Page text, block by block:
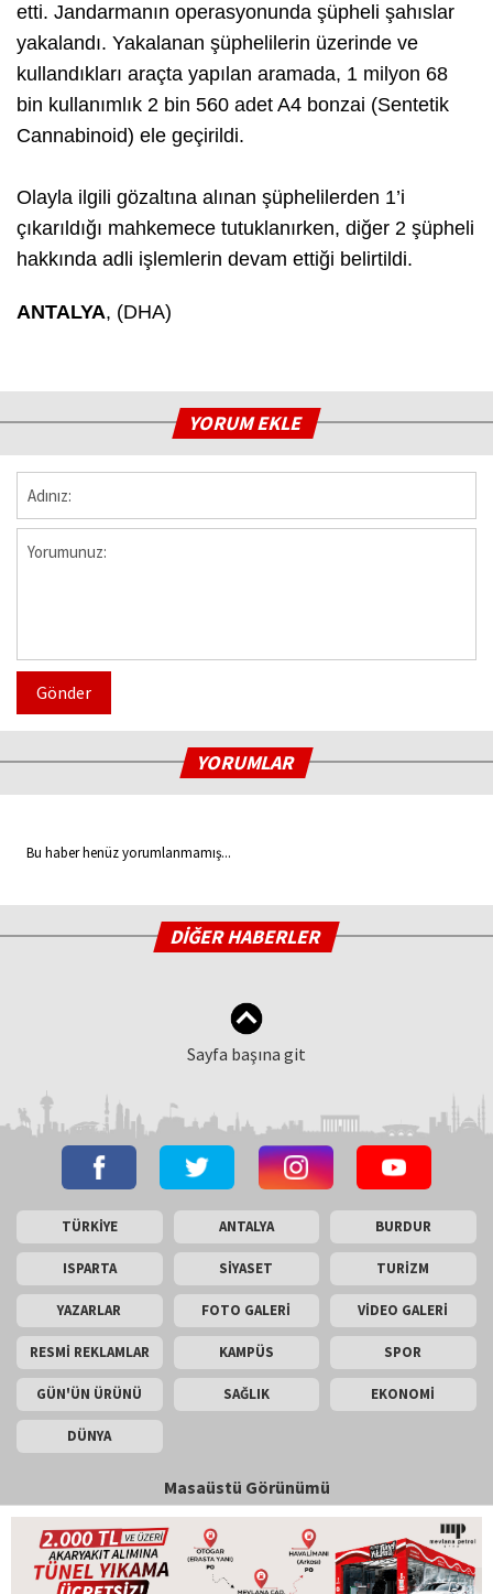
etti. Jandarmanın operasyonunda şüpheli şahıslar
yakalandı. Yakalanan şüphelilerin üzerinde ve
kullandıkları araçta yapılan aramada, 1 milyon 68
bin kullanımlık 2 bin 560 adet A4 bonzai (Sentetik
Cannabinoid) ele geçirildi.
Olayla ilgili gözaltına alınan şüphelilerden 1’i
çıkarıldığı mahkemece tutuklanırken, diğer 2 şüpheli
hakkında adli işlemlerin devam ettiği belirtildi.
ANTALYA, (DHA)
YORUM EKLE
Gönder
YORUMLAR
Bu haber henüz yorumlanmamış...
DİĞER HABERLER
Sayfa başına git
TÜRKİYE ANTALYA BURDUR
ISPARTA SİYASET TURİZM
YAZARLAR FOTO GALERİ VİDEO GALERİ
RESMİ REKLAMLAR KAMPÜS SPOR
GÜN'ÜN ÜRÜNÜ SAĞLIK EKONOMİ
DÜNYA
Masaüstü Görünümü
İletişim
Copyright © 2026 Gün Haber